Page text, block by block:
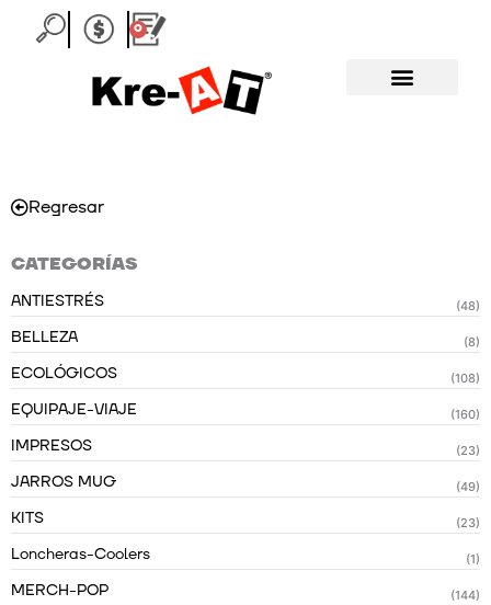
0
Carrito
Regresar
CATEGORÍAS
ANTIESTRÉS (48)
BELLEZA (8)
ECOLÓGICOS (108)
EQUIPAJE-VIAJE (160)
IMPRESOS (23)
JARROS MUG (49)
KITS (23)
Loncheras-Coolers (1)
MERCH-POP (144)